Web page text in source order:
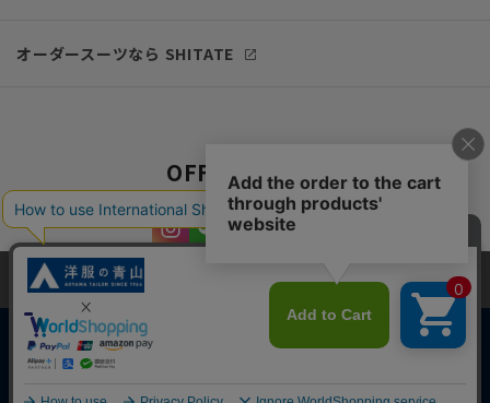
オーダースーツなら SHITATE
OFFICIAL SNS
当サイトでは、快適な閲覧体験とコンテンツ改善のためにCookieを使用
しています。閲覧を続けることで、Cookieの使用に同意したものとみな
します。詳細については